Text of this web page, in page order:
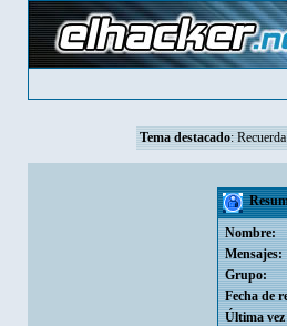
Tema destacado:
Nombre:
Mensajes:
Grupo:
Fecha de
Última